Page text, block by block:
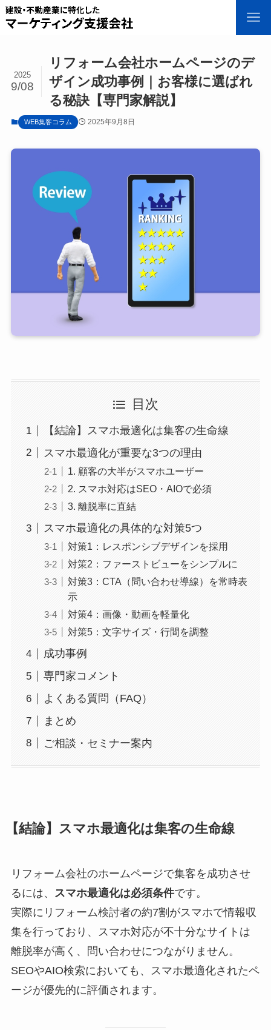
リフォーム会社ホームページのデ
ザイン成功事例｜お客様に選ばれ
る秘訣【専門家解説】
2025
9/08
WEB集客コラム 2025年9月8日
目次
【結論】スマホ最適化は集客の生命線
スマホ最適化が重要な3つの理由
1. 顧客の大半がスマホユーザー
2. スマホ対応はSEO・AIOで必須
3. 離脱率に直結
スマホ最適化の具体的な対策5つ
対策1：レスポンシブデザインを採用
対策2：ファーストビューをシンプルに
対策3：CTA（問い合わせ導線）を常時表
示
対策4：画像・動画を軽量化
対策5：文字サイズ・行間を調整
成功事例
専門家コメント
よくある質問（FAQ）
まとめ
ご相談・セミナー案内
【結論】スマホ最適化は集客の生命線
リフォーム会社のホームページで集客を成功させ
るには、 スマホ最適化は必須条件です。
実際にリフォーム検討者の約7割がスマホで情報収
集を行っており、スマホ対応が不十分なサイトは
離脱率が高く、問い合わせにつながりません。
SEOやAIO検索においても、スマホ最適化されたペ
ージが優先的に評価されます。